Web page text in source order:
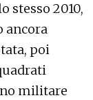
stesso 2010,
ancora
poi
militare